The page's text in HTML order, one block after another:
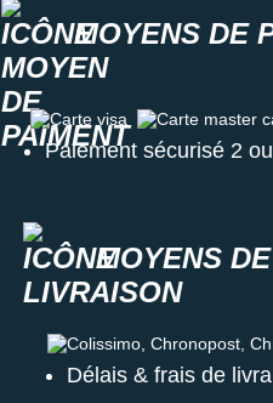
MOYENS DE
Carte visa Carte master
Paiement sécurisé 2
MOYENS
Colissimo, Chronopost,
Délais & frais de